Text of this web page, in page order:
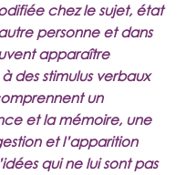
chez le sujet, état
personne et dans
apparaître
des stimulus verbaux
un
et la mémoire, une
et l’apparition
qui ne lui sont pas